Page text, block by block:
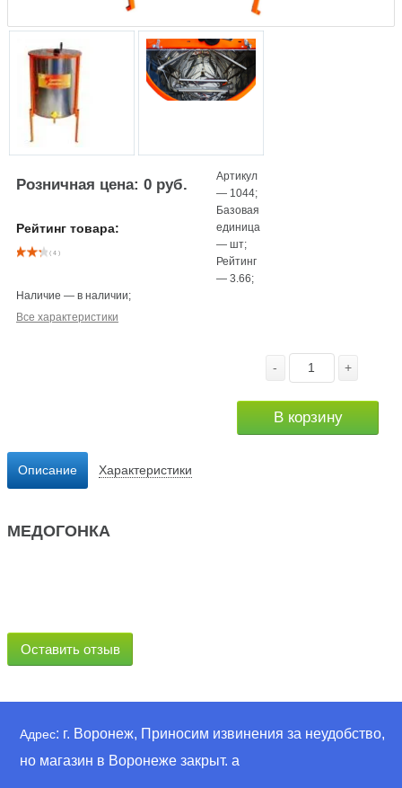
Розничная цена: 0 руб.
Рейтинг товара:
( 4 )
Артикул
— 1044;
Базовая
единица
—шт;
Рейтинг
—3.66;
Наличие — в наличии;
Все характеристики
- +
В корзину
Описание Характеристики
МЕДОГОНКА
Оставить отзыв
Адрес: г. Воронеж, Приносим извинения за неудобство,
но магазин в Воронеже закрыт. а